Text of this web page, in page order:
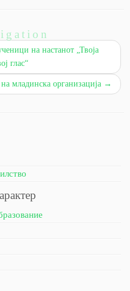
на настанот „Твоја
глас“
младинска организација →